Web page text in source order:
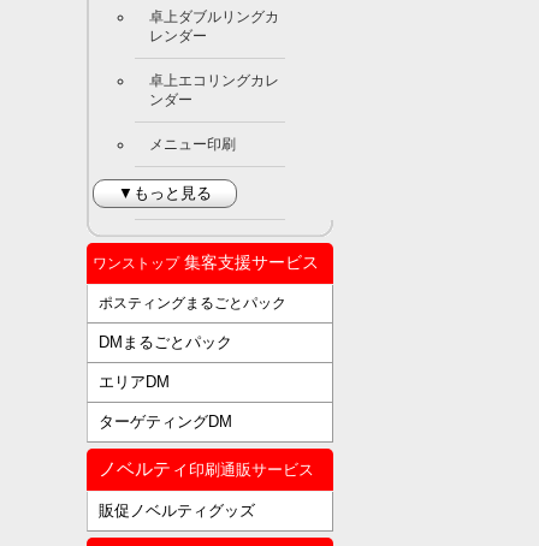
卓上ダブルリングカ
レンダー
卓上エコリングカレ
ンダー
メニュー印刷
▼もっと見る
ワンストップ集客支援サービス
ポスティングまるごとパック
DMまるごとパック
エリアDM
ターゲティングDM
ノベルティ 印刷通販サービス
販促ノベルティグッズ